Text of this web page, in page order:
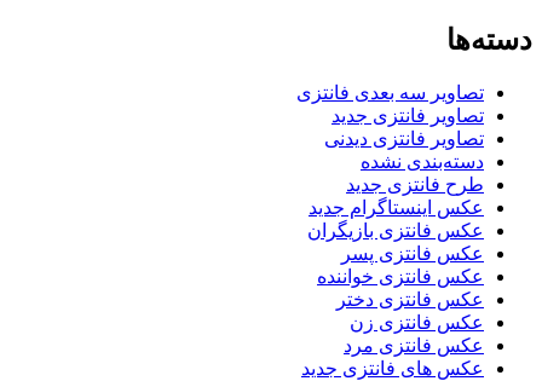
دسته‌ها
تصاویر سه بعدی فانتزی
تصاویر فانتزی جدید
تصاویر فانتزی دیدنی
دسته‌بندی نشده
طرح فانتزی جدید
عکس اینستاگرام جدید
عکس فانتزی بازیگران
عکس فانتزی پسر
عکس فانتزی خواننده
عکس فانتزی دختر
عکس فانتزی زن
عکس فانتزی مرد
عکس های فانتزی جدید